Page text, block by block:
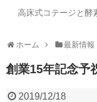
高床式コテージと酵
ホーム 最新情報
創業15年記念
2019/12/18